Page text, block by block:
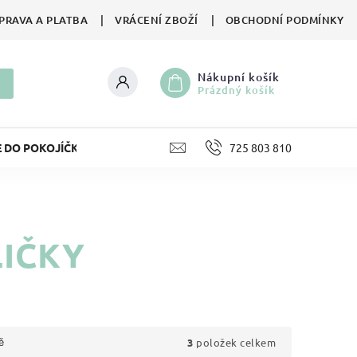
A PLATBA VRÁCENÍ ZBOŽÍ OBCHODNÍ PODMÍNKY
Nákupní košík
Prázdný košík
POKOJÍČKU LIFESTYLE HRAČKY
725 803 810
3 položek celkem